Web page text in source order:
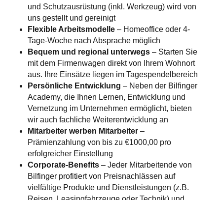
und Schutzausrüstung (inkl. Werkzeug) wird von
uns gestellt und gereinigt
Flexible Arbeitsmodelle – Homeoffice oder 4-
Tage-Woche nach Absprache möglich
Bequem und regional unterwegs – Starten Sie
mit dem Firmenwagen direkt von Ihrem Wohnort
aus. Ihre Einsätze liegen im Tagespendelbereich
Persönliche Entwicklung – Neben der Bilfinger
Academy, die Ihnen Lernen, Entwicklung und
Vernetzung im Unternehmen ermöglicht, bieten
wir auch fachliche Weiterentwicklung an
Mitarbeiter werben Mitarbeiter –
Prämienzahlung von bis zu €1000,00 pro
erfolgreicher Einstellung
Corporate-Benefits – Jeder Mitarbeitende von
Bilfinger profitiert von Preisnachlässen auf
vielfältige Produkte und Dienstleistungen (z.B.